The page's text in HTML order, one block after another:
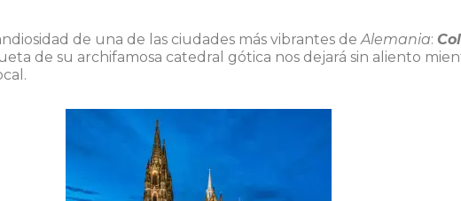
de una de las ciudades más vibrantes deAlemania:
de su archifamosa catedral gótica nos dejará sin aliento